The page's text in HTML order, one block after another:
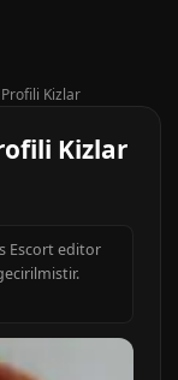
Kizlar
Kizlar
Escort editor